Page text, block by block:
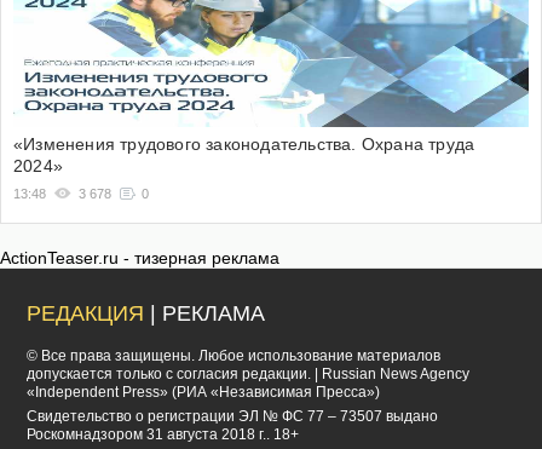
«Изменения трудового законодательства. Охрана труда
2024»
13:48 3 678 0
ActionTeaser.ru - тизерная реклама
РЕДАКЦИЯ | РЕКЛАМА
© Все права защищены. Любое использование материалов
допускается только с согласия редакции. | Russian News Agency
«Independent Press» (РИА «Независимая Пресса»)
Cвидетельство о регистрации ЭЛ № ФС 77 – 73507 выдано
Роскомнадзором 31 августа 2018 г.. 18+